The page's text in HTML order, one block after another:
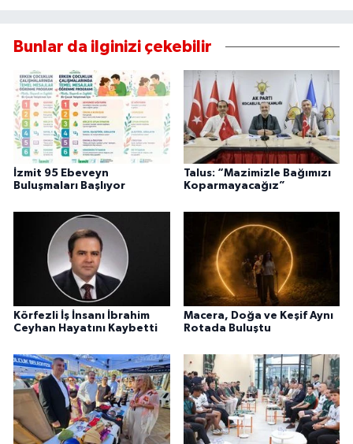
Bunlar da ilginizi çekebilir
İzmit 95 Ebeveyn
Buluşmaları Başlıyor
Talus: “Mazimizle Bağımızı
Koparmayacağız”
Körfezli İş İnsanı İbrahim
Ceyhan Hayatını Kaybetti
Macera, Doğa ve Keşif Aynı
Rotada Buluştu